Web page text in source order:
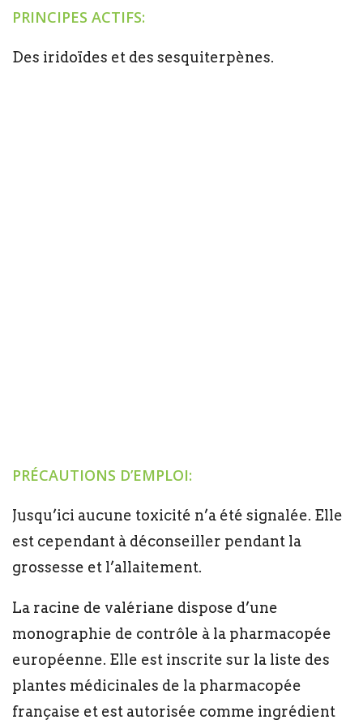
PRINCIPES ACTIFS:
Des iridoïdes et des sesquiterpènes.
PRÉCAUTIONS D’EMPLOI:
Jusqu’ici aucune toxicité n’a été signalée. Elle
est cependant à déconseiller pendant la
grossesse et l’allaitement.
La racine de valériane dispose d’une
monographie de contrôle à la pharmacopée
européenne. Elle est inscrite sur la liste des
plantes médicinales de la pharmacopée
française et est autorisée comme ingrédient